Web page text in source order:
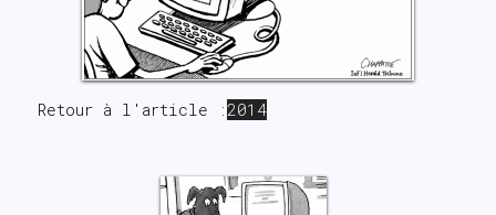
Retour à l'article :2014